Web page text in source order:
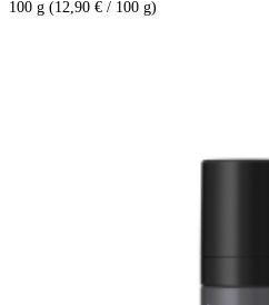
100 g (12,90 € / 100 g)